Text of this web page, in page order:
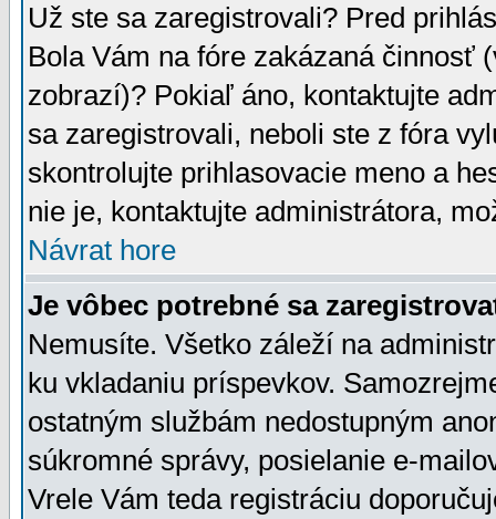
Už ste sa zaregistrovali? Pred
Bola Vám na fóre zakázaná činnosť
zobrazí)? Pokiaľ áno, kontaktujte
sa zaregistrovali, neboli ste z fóra
skontrolujte prihlasovacie meno a
nie je, kontaktujte administrátora,
Návrat hore
Je vôbec potrebné sa
Nemusíte. Všetko záleží na
ku vkladaniu príspevkov.
ostatným službám nedostupným
súkromné správy, posielanie e-
Vrele Vám teda registráciu